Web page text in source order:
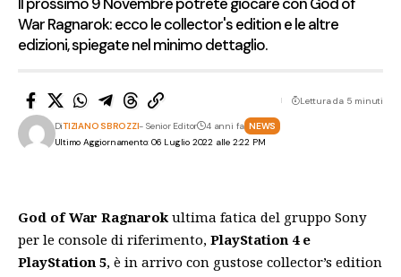
War Ragnarok: ecco le collector's edition e le altre
edizioni, spiegate nel minimo dettaglio.
Ultimo Aggiornamento: 06 Luglio 2022 alle 2:22 PM
DiTIZIANO SBROZZI- Senior Editor 4 anni fa NEWS
Lettura da 5 minuti
God of War Ragnarokultima fatica del gruppo Sony
per le console di riferimento, PlayStation 4 e
PlayStation 5, è in arrivo con gustose collector’s edition